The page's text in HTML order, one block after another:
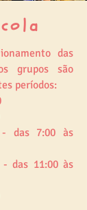
das
grupos são
períodos:
das 7:00 às
das 11:00 às